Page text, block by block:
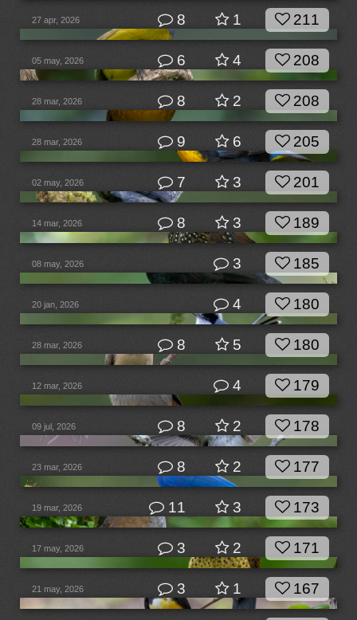
27 apr, 2026 8 1 211
05 may, 2026 6 4 208
28 mar, 2026 8 2 208
28 mar, 2026 9 6 205
02 may, 2026 7 3 201
14 mar, 2026 8 3 189
08 may, 2026 3 185
20 jan, 2026 4 180
28 mar, 2026 8 5 180
12 mar, 2026 4 179
09 jul, 2026 8 2 178
23 mar, 2026 8 2 177
19 mar, 2026 11 3 173
17 may, 2026 3 2 171
21 may, 2026 3 1 167